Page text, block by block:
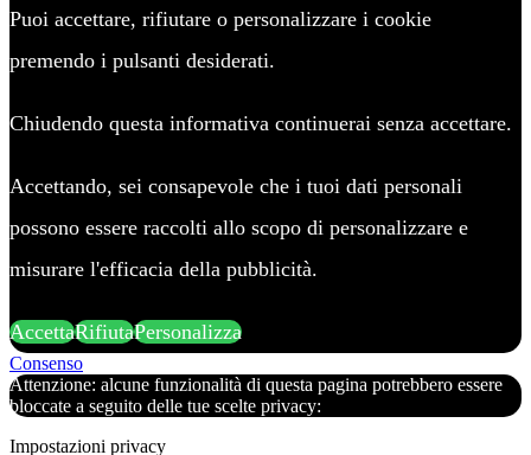
Puoi accettare, rifiutare o personalizzare i cookie
premendo i pulsanti desiderati.
Chiudendo questa informativa continuerai senza accettare.
Accettando, sei consapevole che i tuoi dati personali
possono essere raccolti allo scopo di personalizzare e
misurare l'efficacia della pubblicità.
AccettaRifiutaPersonalizza
Consenso
Attenzione: alcune funzionalità di questa pagina potrebbero essere
bloccate a seguito delle tue scelte privacy:
Impostazioni privacy